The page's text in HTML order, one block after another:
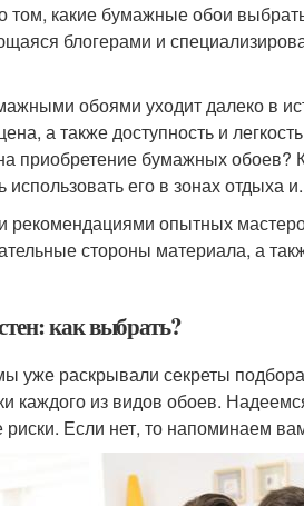
том, какие бумажные обои
блогерами и
обоями уходит далеко в
а также доступность и
приобретение бумажных
его в зонах отдыха
рекомендациями опытных
стороны материала, а
как выбрать?
уже раскрывали секреты
каждого из видов обоев.
Если нет, то напоминаем